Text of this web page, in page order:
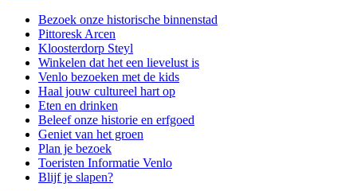
Bezoek onze historische binnenstad
Pittoresk Arcen
Kloosterdorp Steyl
Winkelen dat het een lievelust is
Venlo bezoeken met de kids
Haal jouw cultureel hart op
Eten en drinken
Beleef onze historie en erfgoed
Geniet van het groen
Plan je bezoek
Toeristen Informatie Venlo
Blijf je slapen?